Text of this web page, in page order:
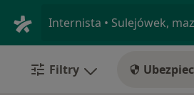
Internista • Sulejówek,
Filtry